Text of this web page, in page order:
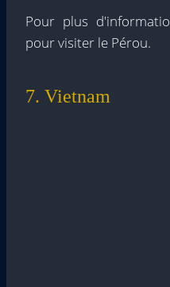
Pour plus
pour visiter le Pérou.
7. Vietnam